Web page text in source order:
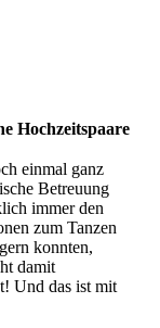
Hochzeitspaare
einmal ganz
Betreuung
immer den
zum Tanzen
konnten,
damit
Und das ist mit